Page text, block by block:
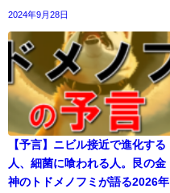
2024年9月28日
【予言】ニビル接近で進化する
人、細菌に喰われる人。艮の金
神のトドメノフミが語る2026年